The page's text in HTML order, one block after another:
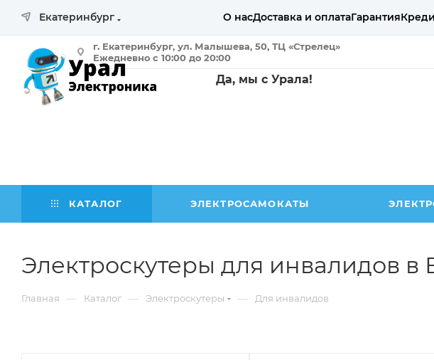
Екатеринбург О насДоставка и оплатаГарантия
г. Екатеринбург, ул. Малышева, 50, ТЦ «Стрелец»
Ежедневно с 10:00 до 20:00
Да, мы с Урала!
КАТАЛОГ ЭЛЕКТРОСАМОКАТЫ
Электроскутеры для инвалидов в
Главная — Каталог — Электроскутеры — Для инвалидов